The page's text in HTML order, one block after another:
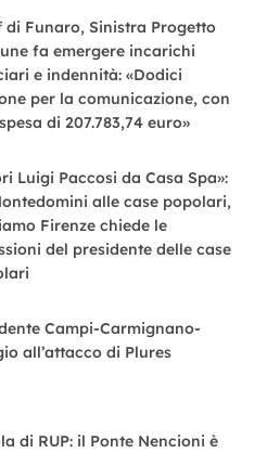
di Funaro, Sinistra Progetto
fa emergere incarichi
e indennità: «Dodici
per la comunicazione, con
di 207.783,74 euro»
Luigi Paccosi da Casa Spa»:
alle case popolari,
Firenze chiede le
del presidente delle case
Campi-Carmignano-
all’attacco di Plures
di RUP: il Ponte Nencioni è